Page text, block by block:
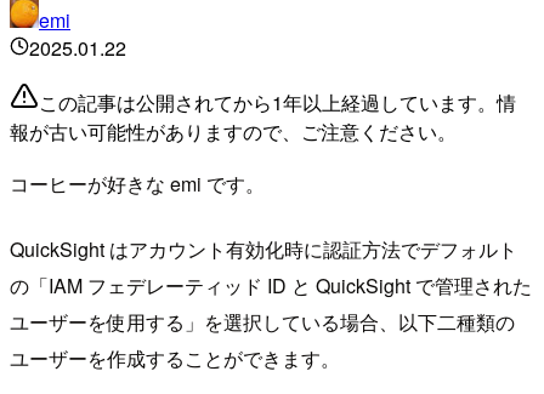
emi
2025.01.22
この記事は公開されてから1年以上経過しています。情
報が古い可能性がありますので、ご注意ください。
コーヒーが好きな emi です。
QuickSight はアカウント有効化時に認証方法でデフォルト
の「IAM フェデレーティッド ID と QuickSight で管理された
ユーザーを使用する」を選択している場合、以下二種類の
ユーザーを作成することができます。